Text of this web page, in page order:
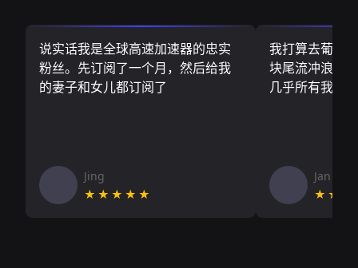
说实话我是全球高速加速器的忠实
粉丝。先订阅了一个月，然后给我
的妻子和女儿都订阅了
Jing
★★★★★
我打算去葡萄
块尾流冲浪板
几乎所有我需
Jan V